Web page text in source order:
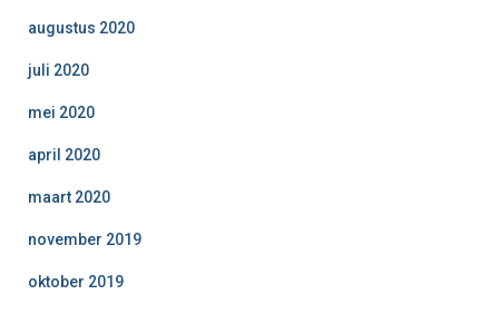
augustus 2020
juli 2020
mei 2020
april 2020
maart 2020
november 2019
oktober 2019